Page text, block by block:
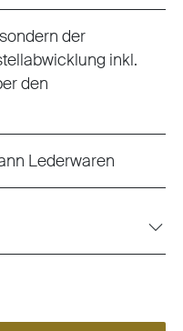
der
inkl.
den
Lederwaren